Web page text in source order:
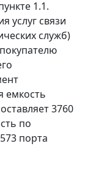
1.1.
услуг связи
служб)
емкость
3760
по
порта